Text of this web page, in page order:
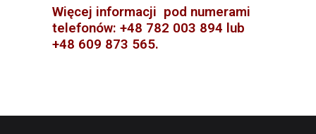
Więcej informacji pod numerami
telefonów: +48 782 003 894 lub
+48 609 873 565.